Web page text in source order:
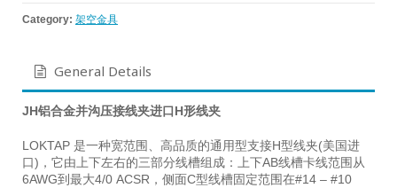
Category: 架空金具
General Details
JH铝合金并沟压接线夹进口H形线夹
LOKTAP 是一种宽范围、高品质的通用型支接H型线夹(美国进
口)，它由上下左右的三部分线槽组成：上下AB线槽卡线范围从
6AWG到最大4/0 ACSR，侧面C型线槽固定范围在#14 – #10